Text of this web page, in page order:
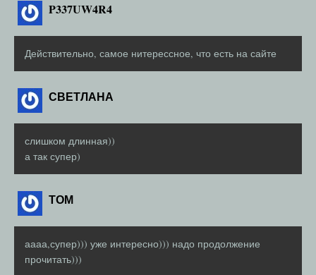
P337UW4R4
Действительно, самое нитерессное, что есть на сайте
СВЕТЛАНА
слишком длинная))
а так супер)
ТОМ
аааа,супер))) уже интересно))) надо продолжение
прочитать)))